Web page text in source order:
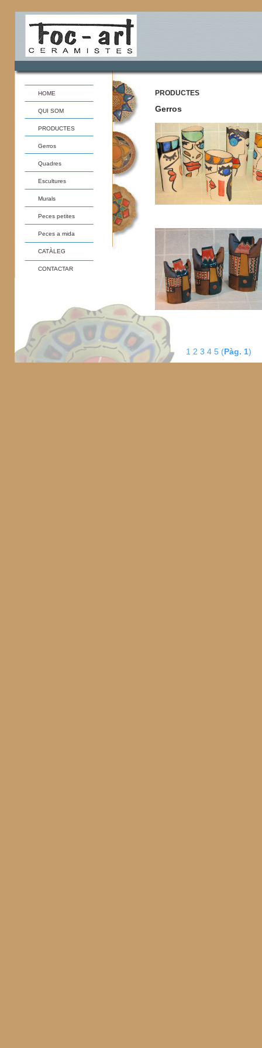
HOME
QUI SOM
PRODUCTES
Gerros
Quadres
Escultures
Murals
Peces petites
Peces a mida
CATÀLEG
CONTACTAR
PRODUCTES
Gerros
1 2 3 4 5 (Pàg. 1)